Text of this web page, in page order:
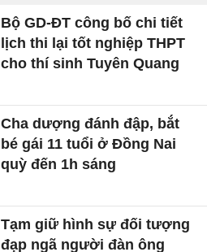
Bộ GD-ĐT công bố chi tiết
lịch thi lại tốt nghiệp THPT
cho thí sinh Tuyên Quang
Cha dượng đánh đập, bắt
bé gái 11 tuổi ở Đồng Nai
quỳ đến 1h sáng
Tạm giữ hình sự đối tượng
đạp ngã người đàn ông